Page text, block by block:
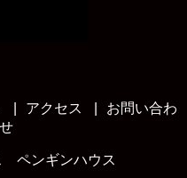
アクセス
お問い合わ
せ
ペンギンハウス